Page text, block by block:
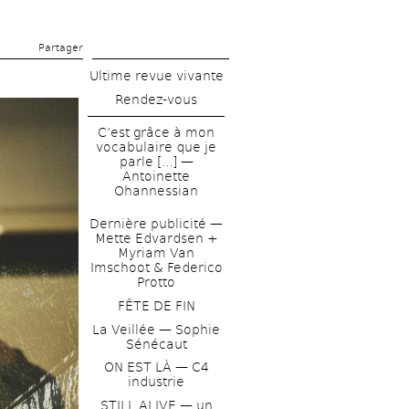
Partager
Ultime revue vivante
Rendez-vous
C’est grâce à mon
vocabulaire que je
parle [...] —
Antoinette
Ohannessian
Dernière publicité —
Mette Edvardsen +
Myriam Van
Imschoot & Federico
Protto
FÊTE DE FIN
La Veillée — Sophie
Sénécaut
ON EST LÀ — C4
industrie
STILL ALIVE — un